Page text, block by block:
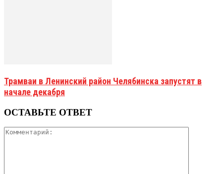
Трамваи в Ленинский район Челябинска запустят в
начале декабря
ОСТАВЬТЕ ОТВЕТ